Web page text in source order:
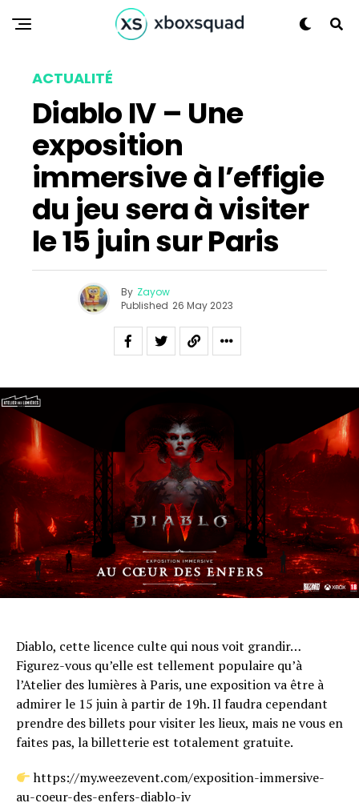
ACTUALITÉ
Diablo IV – Une
exposition
immersive à l’effigie
du jeu sera à visiter
le 15 juin sur Paris
By Zayow
Published 26 May 2023
Diablo, cette licence culte qui nous voit grandir…
Figurez-vous qu’elle est tellement populaire qu’à
l’Atelier des lumières à Paris, une exposition va être à
admirer le 15 juin à partir de 19h. Il faudra cependant
prendre des billets pour visiter les lieux, mais ne vous en
faites pas, la billetterie est totalement gratuite.
https://my.weezevent.com/exposition-immersive-
au-coeur-des-enfers-diablo-iv
Flipboard
Email